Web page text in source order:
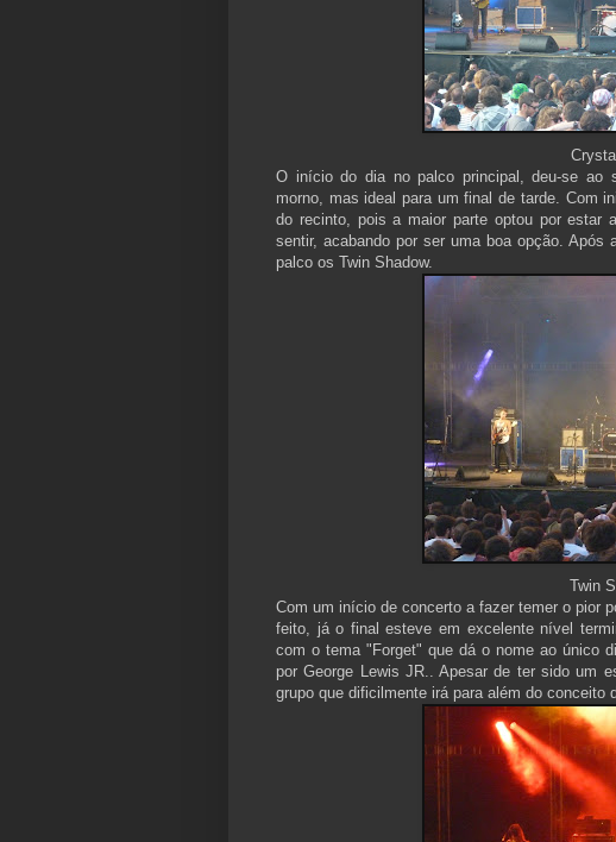
O início do dia no palco principal, deu-se ao
morno, mas ideal para um final de tarde. Com
do recinto, pois a maior parte optou por estar
sentir, acabando por ser uma boa opção.
palco os Twin Shadow.
Twin
Com um início de concerto a fazer temer o pior
feito, já o final esteve em excelente nível
com o tema "Forget" que dá o nome ao único
por George Lewis JR.. Apesar de ter sido um
grupo que dificilmente irá para além do conceito